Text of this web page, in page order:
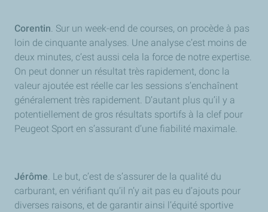
Corentin. Sur un week-end de courses, on procède à pas
loin de cinquante analyses. Une analyse c’est moins de
deux minutes, c’est aussi cela la force de notre expertise.
On peut donner un résultat très rapidement, donc la
valeur ajoutée est réelle car les sessions s’enchaînent
généralement très rapidement. D’autant plus qu’il y a
potentiellement de gros résultats sportifs à la clef pour
Peugeot Sport en s’assurant d’une fiabilité maximale.
Jérôme. Le but, c’est de s’assurer de la qualité du
carburant, en vérifiant qu’il n’y ait pas eu d’ajouts pour
diverses raisons, et de garantir ainsi l’équité sportive